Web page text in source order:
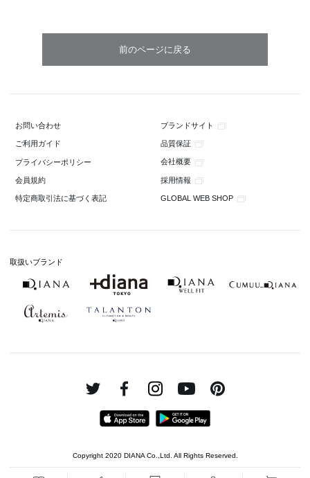
お問い合わせ ブランドサイト
ご利用ガイド 品質保証
プライバシーポリシー 会社概要
会員規約 採用情報
特定商取引法に基づく表記 GLOBAL WEB SHOP
取扱いブランド
Copyright 2020 DIANA Co.,Ltd. All Rights Reserved.